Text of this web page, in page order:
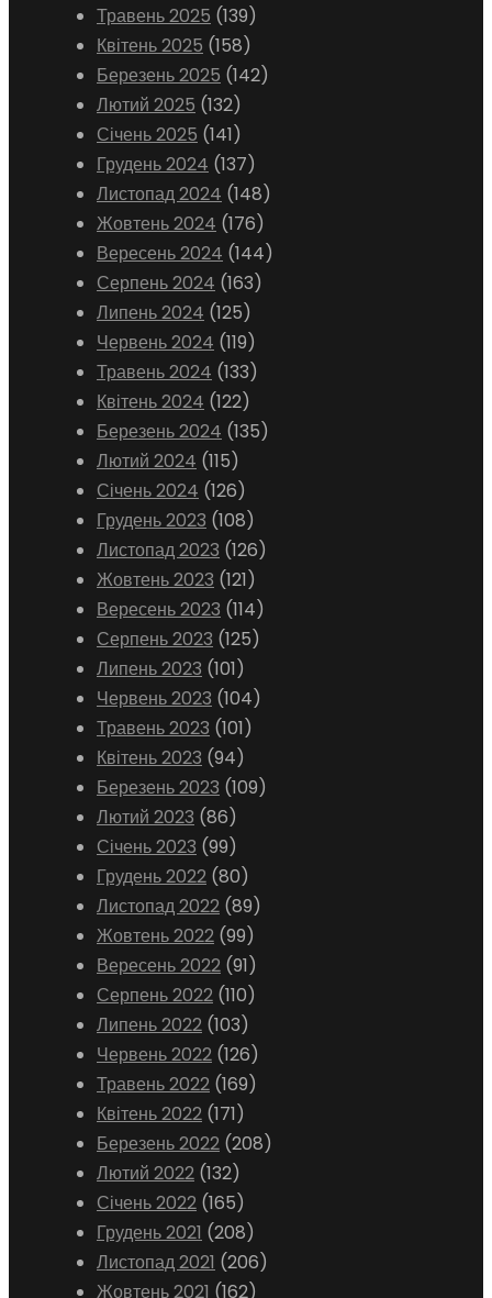
Травень 2025 (139)
Квітень 2025 (158)
Березень 2025 (142)
Лютий 2025 (132)
Січень 2025 (141)
Грудень 2024 (137)
Листопад 2024 (148)
Жовтень 2024 (176)
Вересень 2024 (144)
Серпень 2024 (163)
Липень 2024 (125)
Червень 2024 (119)
Травень 2024 (133)
Квітень 2024 (122)
Березень 2024 (135)
Лютий 2024 (115)
Січень 2024 (126)
Грудень 2023 (108)
Листопад 2023 (126)
Жовтень 2023 (121)
Вересень 2023 (114)
Серпень 2023 (125)
Липень 2023 (101)
Червень 2023 (104)
Травень 2023 (101)
Квітень 2023 (94)
Березень 2023 (109)
Лютий 2023 (86)
Січень 2023 (99)
Грудень 2022 (80)
Листопад 2022 (89)
Жовтень 2022 (99)
Вересень 2022 (91)
Серпень 2022 (110)
Липень 2022 (103)
Червень 2022 (126)
Травень 2022 (169)
Квітень 2022 (171)
Березень 2022 (208)
Лютий 2022 (132)
Січень 2022 (165)
Грудень 2021 (208)
Листопад 2021 (206)
Жовтень 2021 (162)